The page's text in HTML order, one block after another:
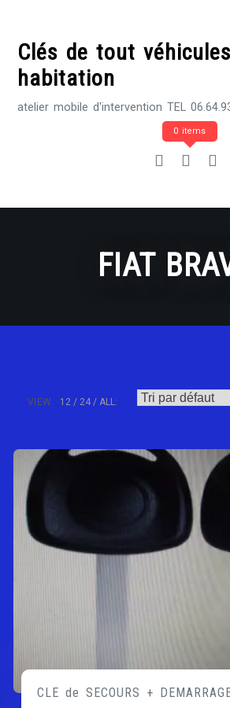
contentClés de tout
habitation
atelier mobile d'intervention TEL
0 items
FIAT
VIEW: 12 24 ALL:
CLE de SECOURS +